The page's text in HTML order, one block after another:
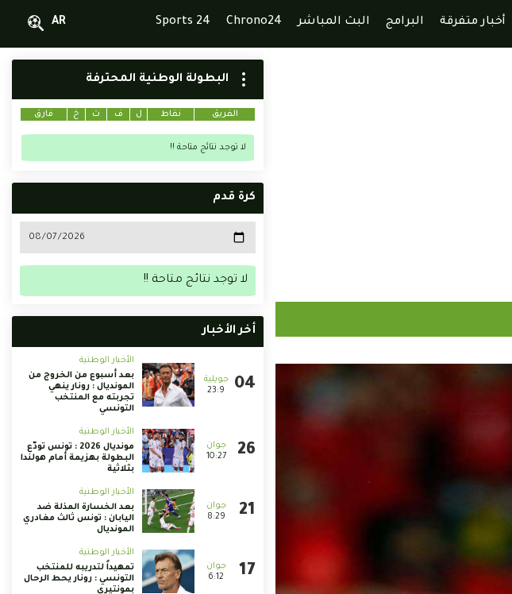
أخبار متفرقة البرامج البث المباشر Chrono24
Sports 24
AR
البطولة الوطنية المحترفة
الفريق نقاط ل ف ت خ فارق
لا توجد نتائج متاحة !!
كرة قدم
لا توجد نتائج متاحة !!
أخر الأخبار
23:9
الأخبار الوطنية
بعد أسبوع من الخروج من
المونديال : رونار ينهي
تجربته مع المنتخب
التونسي
10:27
الأخبار الوطنية
مونديال 2026 : تونس تودّع
البطولة بهزيمة أمام هولندا
بثلاثية
8:29
الأخبار الوطنية
بعد الخسارة المذلة ضد
اليابان : تونس ثالث مغادري
المونديال
6:12
الأخبار الوطنية
تمهيداً لتدريبه للمنتخب
التونسي : رونار يحط الرحال
بمونتيري